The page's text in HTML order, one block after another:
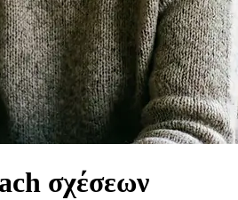
σχέσεων